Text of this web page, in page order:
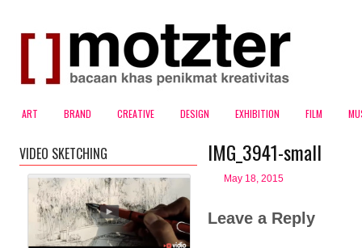
ART BRAND CREATIVE DESIGN EXHIBITION FILM
IMG_3941-small
May 18, 2015
Leave a Reply
VIDEO SKETCHING